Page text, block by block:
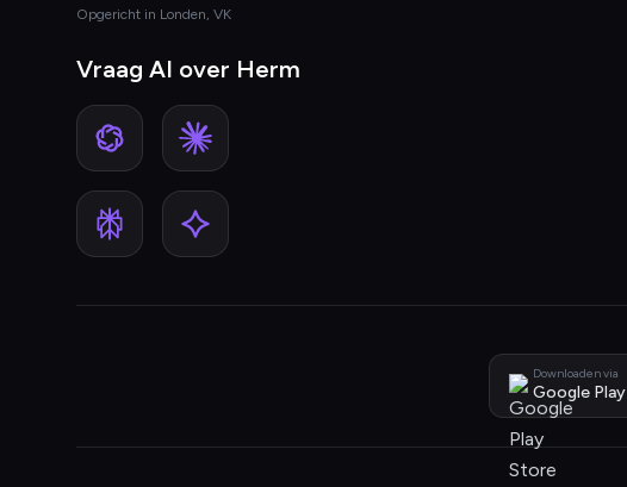
Opgericht in Londen, VK
Vraag AI over Herm
Downloaden via
Google Play